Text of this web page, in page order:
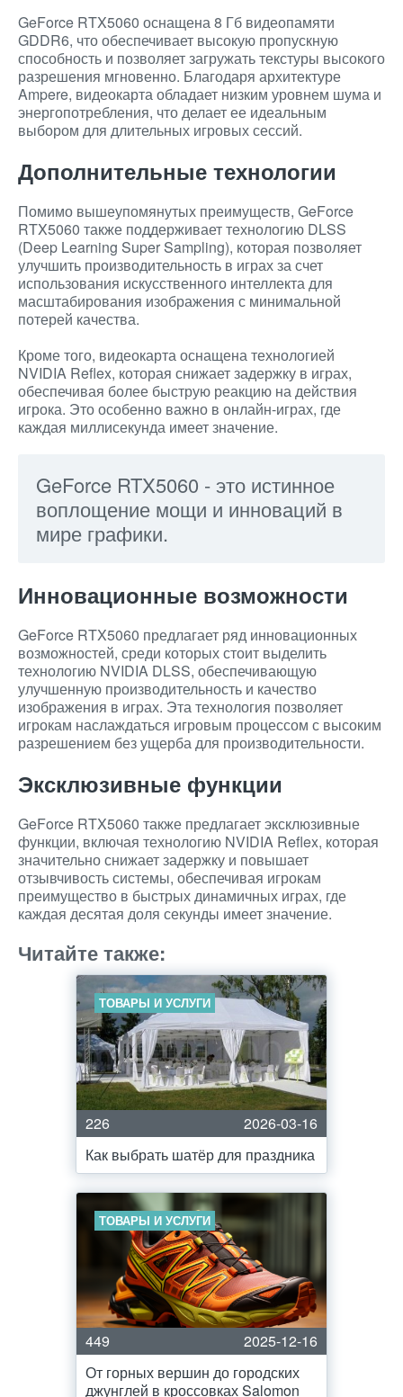
GeForce RTX5060 оснащена 8 Гб видеопамяти
GDDR6, что обеспечивает высокую пропускную
способность и позволяет загружать текстуры высокого
разрешения мгновенно. Благодаря архитектуре
Ampere, видеокарта обладает низким уровнем шума и
энергопотребления, что делает ее идеальным
выбором для длительных игровых сессий.
Дополнительные технологии
Помимо вышеупомянутых преимуществ, GeForce
RTX5060 также поддерживает технологию DLSS
(Deep Learning Super Sampling), которая позволяет
улучшить производительность в играх за счет
использования искусственного интеллекта для
масштабирования изображения с минимальной
потерей качества.
Кроме того, видеокарта оснащена технологией
NVIDIA Reflex, которая снижает задержку в играх,
обеспечивая более быструю реакцию на действия
игрока. Это особенно важно в онлайн-играх, где
каждая миллисекунда имеет значение.
GeForce RTX5060 - это истинное
воплощение мощи и инноваций в
мире графики.
Инновационные возможности
GeForce RTX5060 предлагает ряд инновационных
возможностей, среди которых стоит выделить
технологию NVIDIA DLSS, обеспечивающую
улучшенную производительность и качество
изображения в играх. Эта технология позволяет
игрокам наслаждаться игровым процессом с высоким
разрешением без ущерба для производительности.
Эксклюзивные функции
GeForce RTX5060 также предлагает эксклюзивные
функции, включая технологию NVIDIA Reflex, которая
значительно снижает задержку и повышает
отзывчивость системы, обеспечивая игрокам
преимущество в быстрых динамичных играх, где
каждая десятая доля секунды имеет значение.
Читайте также:
ТОВАРЫ И УСЛУГИ
226
2026-03-16
Как выбрать шатёр для праздника
ТОВАРЫ И УСЛУГИ
449
2025-12-16
От горных вершин до городских
джунглей в кроссовках Salomon